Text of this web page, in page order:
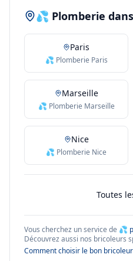
💦 Plomberie
Paris
💦 Plomberie Paris
Marseille
💦 Plomberie Marseille
Nice
💦 Plomberie Nice
Toutes
Vous cherchez un service de 💦
Découvrez aussi nos bricoleurs
Comment choisir le bon